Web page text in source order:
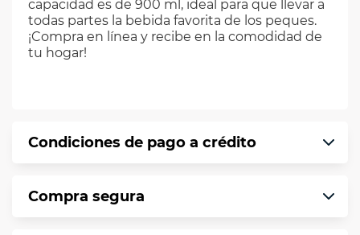
capacidad es de 900 ml, ideal para que llevar a
todas partes la bebida favorita de los peques.
¡Compra en línea y recibe en la comodidad de
tu hogar!
Condiciones de pago a crédito
puntualmente. Al finalizar tu compra generas
Compra segura